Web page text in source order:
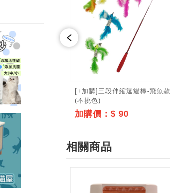
[+加購]三段伸縮逗貓棒-飛魚款
(不挑色)
加購價：$ 90
相關商品